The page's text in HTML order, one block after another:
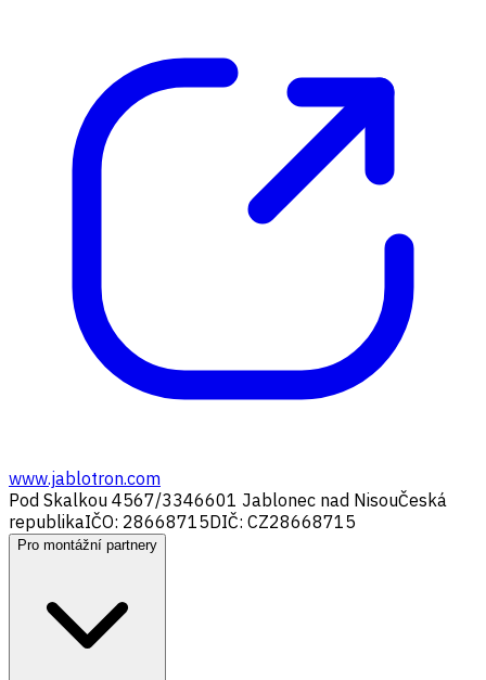
www.jablotron.com
Pod Skalkou 4567/3346601 Jablonec nad NisouČeská
republikaIČO: 28668715DIČ: CZ28668715
Pro montážní partnery